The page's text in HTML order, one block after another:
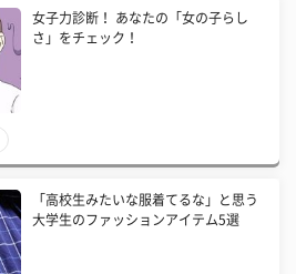
女子力診断！ あなたの「女の子らし
さ」をチェック！
「高校生みたいな服着てるな」と思う
大学生のファッションアイテム5選